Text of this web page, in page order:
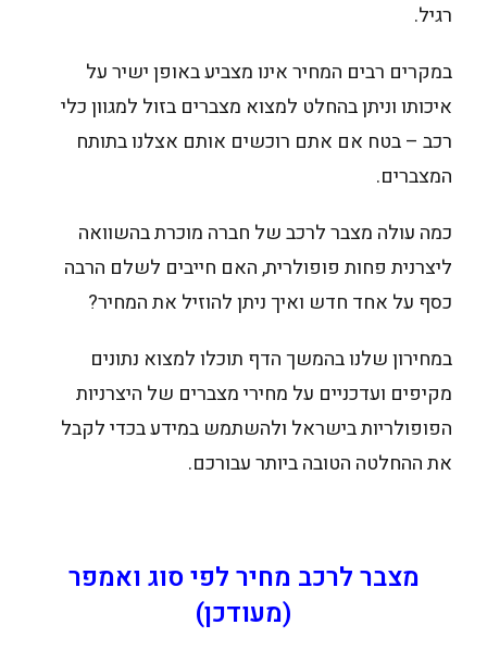
רגיל.
במקרים רבים המחיר אינו מצביע באופן ישיר על
איכותו וניתן בהחלט למצוא מצברים בזול למגוון כלי
רכב – בטח אם אתם רוכשים אותם אצלנו בתותח
המצברים.
כמה עולה מצבר לרכב של חברה מוכרת בהשוואה
ליצרנית פחות פופולרית, האם חייבים לשלם הרבה
כסף על אחד חדש ואיך ניתן להוזיל את המחיר?
במחירון שלנו בהמשך הדף תוכלו למצוא נתונים
מקיפים ועדכניים על מחירי מצברים של היצרניות
הפופולריות בישראל ולהשתמש במידע בכדי לקבל
את ההחלטה הטובה ביותר עבורכם.
מצבר לרכב מחיר לפי סוג ואמפר
(מעודכן)